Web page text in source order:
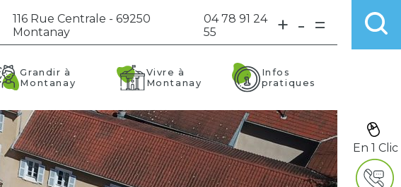
116 Rue Centrale - 69250
Montanay
04 78 91 24
55
+ - =
Grandir à
Montanay
Vivre à
Montanay
Infos
pratiques
En 1 Clic